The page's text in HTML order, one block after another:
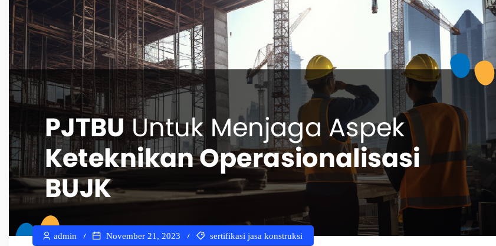
admin November 21, 2023 sertifikasi jasa konstruksi